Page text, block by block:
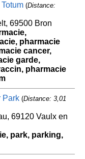
(Distance:
69500 Bron
pharmacie
cancer,
garde,
pharmacie
Park(Distance: 3,01
69120 Vaulx en
park, parking,